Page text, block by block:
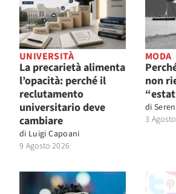
UNIVERSITÀ
La precarietà alimenta
l’opacità: perché il
reclutamento
universitario deve
cambiare
di Luigi Capoani
9 Agosto 2026
MODA
non
di
3